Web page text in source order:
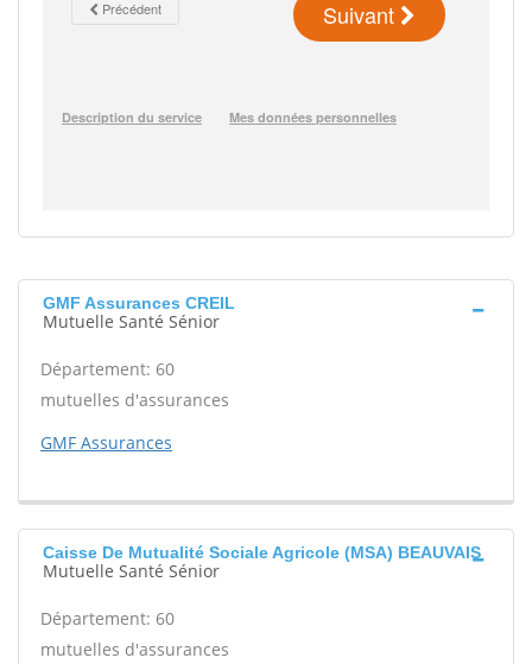
GMF Assurances CREIL
Mutuelle Santé Sénior
Département: 60
mutuelles d'assurances
GMF Assurances
Caisse De Mutualité Sociale Agricole (MSA) BEAUVAIS
Mutuelle Santé Sénior
Département: 60
mutuelles d'assurances